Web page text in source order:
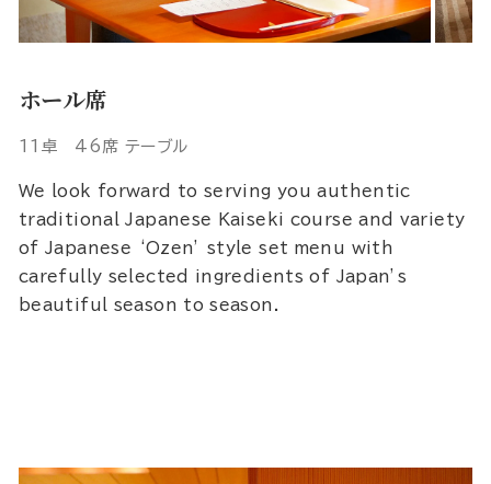
ホール席
11卓 46席 テーブル
We look forward to serving you authentic
traditional Japanese Kaiseki course and variety
of Japanese ‘Ozen’ style set menu with
carefully selected ingredients of Japan’s
beautiful season to season.